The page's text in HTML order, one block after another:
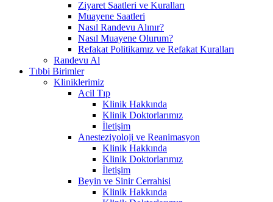
Ziyaret Saatleri ve Kuralları
Muayene Saatleri
Nasıl Randevu Alınır?
Nasıl Muayene Olurum?
Refakat Politikamız ve Refakat Kuralları
Randevu Al
Tıbbi Birimler
Kliniklerimiz
Acil Tıp
Klinik Hakkında
Klinik Doktorlarımız
İletişim
Anesteziyoloji ve Reanimasyon
Klinik Hakkında
Klinik Doktorlarımız
İletişim
Beyin ve Sinir Cerrahisi
Klinik Hakkında